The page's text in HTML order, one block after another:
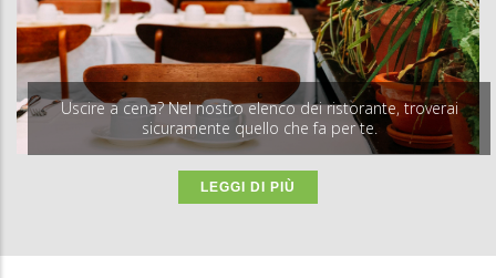
Uscire a cena? Nel nostro elenco dei ristorante, troverai
sicuramente quello che fa per te.
LEGGI DI PIÙ